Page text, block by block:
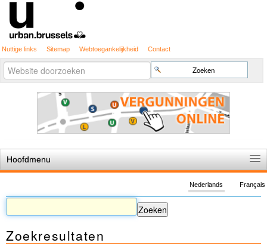
Nuttige links Sitemap Webtoegankelijkheid Contact
Zoek
Geavanceerd
zoeken...
Hoofdmenu
De spelregels
Stedenbouwkundige vergunning
Cartografie
Français
Nederlands
Zoekresultaten